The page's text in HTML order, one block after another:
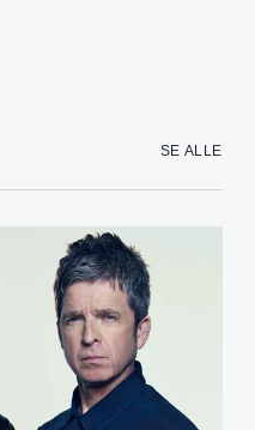
SE ALLE